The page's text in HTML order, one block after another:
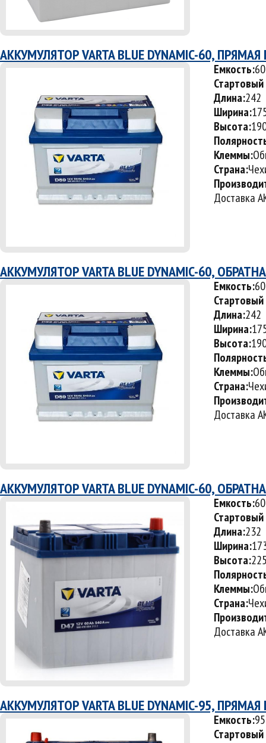
АККУМУЛЯТОР VARTA BLUE DYNAMIC-60,
Емкость:60
Длина:242
Ширина:
Высота:
Клеммы:
Страна:
Доставка
АККУМУЛЯТОР VARTA BLUE DYNAMIC-60,
Емкость:60
Длина:242
Ширина:
Высота:
Клеммы:
Страна:
Доставка
АККУМУЛЯТОР VARTA BLUE DYNAMIC-60,
Емкость:60
Длина:232
Ширина:
Высота:
Клеммы:
Страна:
Доставка
АККУМУЛЯТОР VARTA BLUE DYNAMIC-95,
Емкость:95